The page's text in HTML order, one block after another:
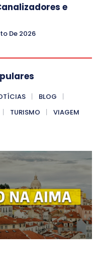
e
De 2026
BLOG
TURISMO VIAGEM